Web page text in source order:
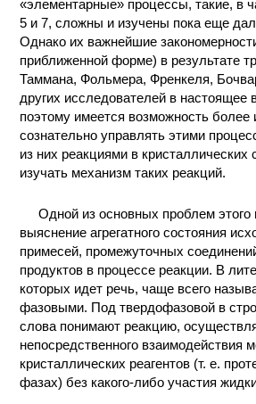
«элементарные» процессы, такие, в
5 и 7, сложны и изучены пока еще
Однако их важнейшие
приближенной форме) в результате
Таммана, Фольмера, Френкеля,
других исследователей в настоящее
поэтому имеется возможность более
сознательно управлять этими
из них реакциями в
изучать механизм таких реакций.
Одной из основных проблем этого
выяснение агрегатного состояния
примесей, промежуточных
продуктов в процессе реакции. В
которых идет речь, чаще всего
фазовыми. Под твердофазовой в
слова понимают реакцию,
непосредственного взаимодействия
кристаллических реагентов (т. е.
фазах) без какого-либо участия